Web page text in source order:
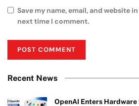
Save my name, email, and website
next time I comment.
Recent News
OpenAI Enters